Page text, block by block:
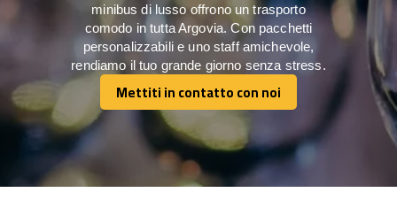
minibus di lusso offrono un trasporto
comodo in tutta Argovia. Con pacchetti
personalizzabili e uno staff amichevole,
rendiamo il tuo grande giorno senza stress.
Mettiti in contatto con noi
Mettiti in contatto con noi